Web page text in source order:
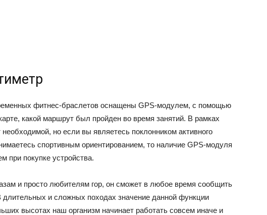
фитнес-браслетов оснащены GPS-модулем, с помощью
какой маршрут был пройден во время занятий. В рамках
но если вы являетесь поклонником активного
спортивным ориентированием, то наличие GPS-модуля
при покупке устройства.
и просто любителям гор, он сможет в любое время сообщить
и сложных походах значение данной функции
высотах наш организм начинает работать совсем иначе и